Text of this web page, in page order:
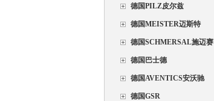
德国PILZ皮尔兹
德国MEISTER迈斯特
德国SCHMERSAL施迈赛
德国巴士德
德国AVENTICS安沃驰
德国GSR